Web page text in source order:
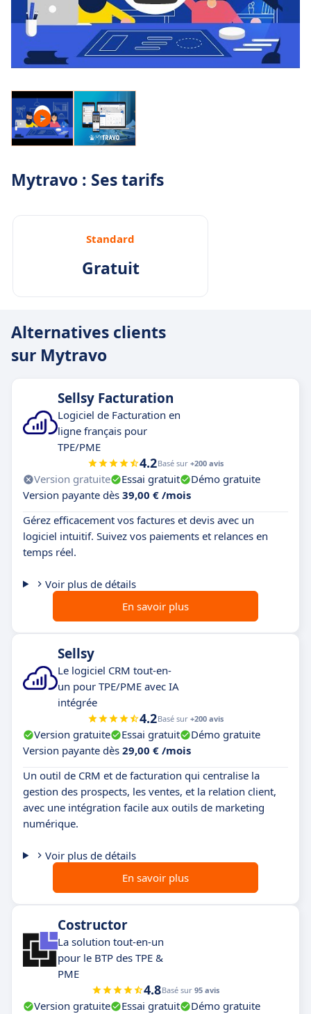
Mytravo : Ses tarifs
Standard
Gratuit
Alternatives clients
sur Mytravo
Sellsy Facturation
Logiciel de Facturation en
ligne français pour
TPE/PME
4.2Basé sur +200 avis
Version gratuite Essai gratuit
Démo gratuite
Version payante dès 39,00 € /mois
Gérez efficacement vos factures et devis avec un
logiciel intuitif. Suivez vos paiements et relances en
temps réel.
Voir plus de détails
En savoir plus
Sellsy
Le logiciel CRM tout-en-
un pour TPE/PME avec IA
intégrée
4.2Basé sur +200 avis
Version gratuite Essai gratuit
Démo gratuite
Version payante dès 29,00 € /mois
Un outil de CRM et de facturation qui centralise la
gestion des prospects, les ventes, et la relation client,
avec une intégration facile aux outils de marketing
numérique.
Voir plus de détails
En savoir plus
Costructor
La solution tout-en-un
pour le BTP des TPE &
PME
4.8Basé sur 95 avis
Version gratuite Essai gratuit
Démo gratuite